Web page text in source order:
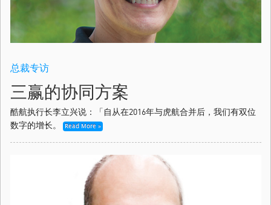
总裁专访
三赢的协同方案
酷航执行长李立兴说：「自从在2016年与虎航合并后，我们有双位
数字的增长。
Read More »